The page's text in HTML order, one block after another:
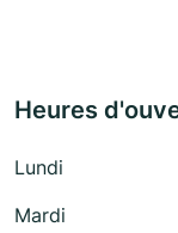
Heures
Lundi
Mardi